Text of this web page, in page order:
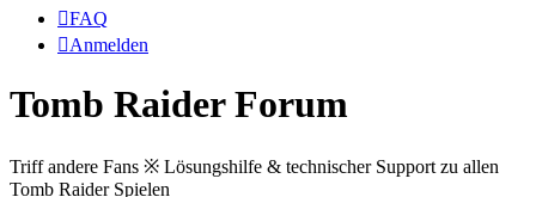
FAQ
Anmelden
Tomb Raider Forum
Triff andere Fans ※ Lösungshilfe & technischer Support zu allen
Tomb Raider Spielen